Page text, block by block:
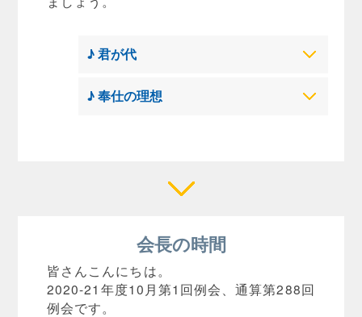
♪ 君が代
♪ 奉仕の理想
会長の時間
皆さんこんにちは。
2020-21年度10月第1回例会、通算第288回
例会です。